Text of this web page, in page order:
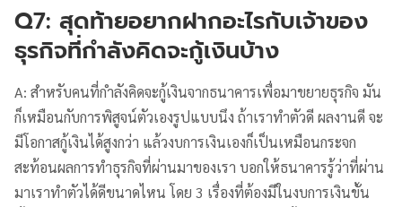
Q7: สุดท้ายอยากฝากอะไรกับเจ้าของ
ธุรกิจที่กำลังคิดจะกู้เงินบ้าง
A: สำหรับคนที่กำลังคิดจะกู้เงินจากธนาคารเพื่อมาขยายธุรกิจ มัน
ก็เหมือนกับการพิสูจน์ตัวเองรูปแบบนึง ถ้าเราทำตัวดี ผลงานดี จะ
มีโอกาสกู้เงินได้สูงกว่า แล้วงบการเงินเองก็เป็นเหมือนกระจก
สะท้อนผลการทำธุรกิจที่ผ่านมาของเรา บอกให้ธนาคารรู้ว่าที่ผ่าน
มาเราทำตัวได้ดีขนาดไหน โดย 3 เรื่องที่ต้องมีในงบการเงินขั้น